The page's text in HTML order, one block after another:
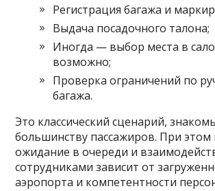
Регистрация багажа и
Выдача посадочного талона;
Иногда — выбор места в
возможно;
Проверка ограничений по
багажа.
Это классический сценарий,
большинству пассажиров. При этом
ожидание в очереди и
сотрудниками зависит от
аэропорта и компетентности